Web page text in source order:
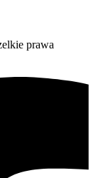
prawa